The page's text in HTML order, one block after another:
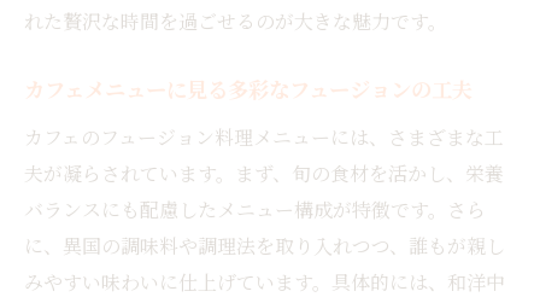
れた贅沢な時間を過ごせるのが大きな魅力です。
カフェメニューに見る多彩なフュージョンの工夫
カフェのフュージョン料理メニューには、さまざまな工
夫が凝らされています。まず、旬の食材を活かし、栄養
バランスにも配慮したメニュー構成が特徴です。さら
に、異国の調味料や調理法を取り入れつつ、誰もが親し
みやすい味わいに仕上げています。具体的には、和洋中